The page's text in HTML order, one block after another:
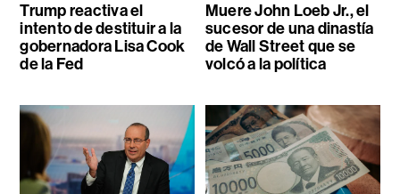
Trump reactiva el
intento de destituir a la
gobernadora Lisa Cook
de la Fed
Muere John Loeb Jr., el
sucesor de una dinastía
de Wall Street que se
volcó a la política